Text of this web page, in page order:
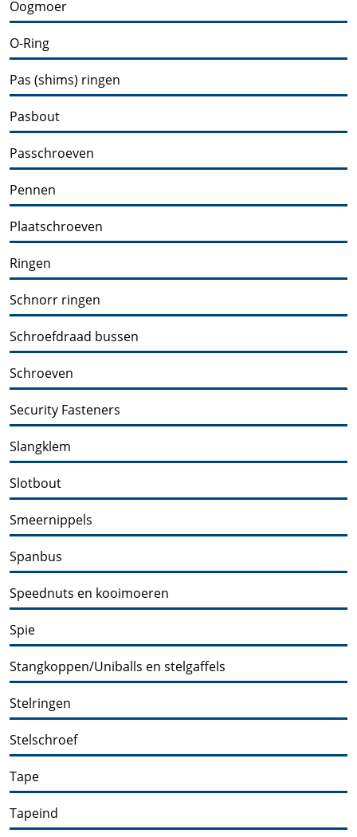
Oogmoer
O-Ring
Pas (shims) ringen
Pasbout
Passchroeven
Pennen
Plaatschroeven
Ringen
Schnorr ringen
Schroefdraad bussen
Schroeven
Security Fasteners
Slangklem
Slotbout
Smeernippels
Spanbus
Speednuts en kooimoeren
Spie
Stangkoppen/Uniballs en stelgaffels
Stelringen
Stelschroef
Tape
Tapeind